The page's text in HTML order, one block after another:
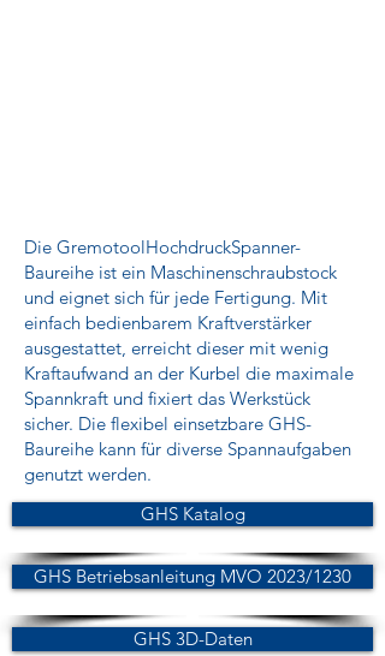
Die GremotoolHochdruckSpanner-
Baureihe ist ein Maschinenschraubstock
und eignet sich für jede Fertigung. Mit
einfach bedienbarem Kraftverstärker
ausgestattet, erreicht dieser mit wenig
Kraftaufwand an der Kurbel die maximale
Spannkraft und fixiert das Werkstück
sicher. Die flexibel einsetzbare GHS-
Baureihe kann für diverse Spannaufgaben
genutzt werden.
GHS Katalog
GHS Betriebsanleitung MVO 2023/1230
GHS 3D-Daten